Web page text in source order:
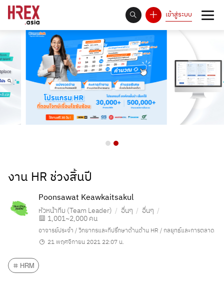
เข้าสู่ระบบ
Answer Rate is 93%
งาน HR ช่วงสิ้นปี
Poonsawat Keawkaitsakul
หัวหน้าทีม (Team Leader) อื่นๆ อื่นๆ
1,001~2,000 คน
อาจารย์ประจำ / วิทยากรและที่ปรึกษาด้านด้าน HR / กลยุทธ์และการตลาด
21 พฤศจิกายน 2021 22:07 น.
HRM